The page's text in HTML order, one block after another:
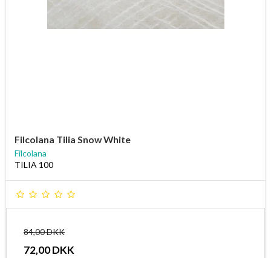
Filcolana Tilia Snow White
Filcolana
TILIA 100
84,00 DKK
72,00 DKK